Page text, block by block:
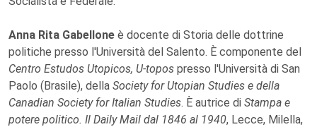
Anna Rita Gabellone è docente di Storia delle dottrine
politiche presso l'Università del Salento. È componente del
Centro Estudos Utopicos, U-topos presso l'Università di San
Paolo (Brasile), della Society for Utopian Studies e della
Canadian Society for Italian Studies. È autrice di Stampa e
potere politico. Il Daily Mail dal 1846 al 1940, Lecce, Milella,